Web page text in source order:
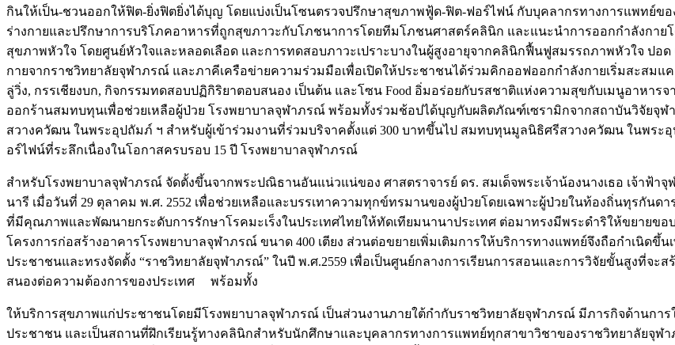
กินให้เป็น-ชวนออกให้ฟิต-ยิ่งฟิตยิ่งได้บุญ โดยแบ่งเป็นโซนตรวจปรึกษาสุขภาพฟู้ด-ฟิต-ฟอร์ไฟน์ กับบุคลากรทางการแพทย์ข
ร่างกายและปรึกษาการบริโภคอาหารที่ถูกสุขภาวะกับโภชนาการโดยทีมโภชนศาสตร์คลินิก และแนะนำการออกกำลังกาย
สุขภาพหัวใจ โดยศูนย์หัวใจและหลอดเลือด และการทดสอบภาวะเปราะบางในผู้สูงอายุจากคลินิกฟื้นฟูสมรรถภาพหัวใจ ปอ
กายจากราชวิทยาลัยจุฬาภรณ์ และภาคีเครือข่ายความร่วมมือเพื่อเปิดให้ประชาชนได้ร่วมคิกออฟออกกำลังกายเริ่มสะสมแค
ลู่วิ่ง, กรรเชียงบก, กิจกรรมทดสอบปฏิกิริยาตอบสนอง เป็นต้น และโซน Food อิ่มอร่อยกับรสชาติแห่งความสุขกับเมนูอาหาร
ออกร้านสมทบทุนเพื่อช่วยเหลือผู้ป่วย โรงพยาบาลจุฬาภรณ์ พร้อมทั้งร่วมช้อปได้บุญกับผลิตภัณฑ์เซรามิกจากสถาบันวิจัย
สวางควัฒน ในพระอุปถัมภ์ ฯ สำหรับผู้เข้าร่วมงานที่ร่วมบริจาคตั้งแต่ 300 บาทขึ้นไป สมทบทุนมูลนิธิศรีสวางควัฒน ในพระ
อร์ไฟน์ที่ระลึกเนื่องในโอกาสครบรอบ 15 ปี โรงพยาบาลจุฬาภรณ์
สำหรับโรงพยาบาลจุฬาภรณ์ จัดตั้งขึ้นจากพระปณิธานอันแน่วแน่ของ ศาสตราจารย์ ดร. สมเด็จพระเจ้าน้องนางเธอ เจ้า
นารี เมื่อวันที่ 29 ตุลาคม พ.ศ. 2552 เพื่อช่วยเหลือและบรรเทาความทุกข์ทรมานของผู้ป่วยโดยเฉพาะผู้ป่วยในท้องถิ่นทุรกัน
ที่มีคุณภาพและพัฒนายกระดับการรักษาโรคมะเร็งในประเทศไทยให้ทัดเทียมนานาประเทศ ต่อมาทรงมีพระดำริให้ขยาย
โครงการก่อสร้างอาคารโรงพยาบาลจุฬาภรณ์ ขนาด 400 เตียง ส่วนต่อขยายเพิ่มเติมการให้บริการทางแพทย์จึงถือกำเนิด
ประชาชนและทรงจัดตั้ง “ราชวิทยาลัยจุฬาภรณ์” ในปี พ.ศ.2559 เพื่อเป็นศูนย์กลางการเรียนการสอนและการวิจัยขั้นสูง
สนองต่อความต้องการของประเทศ พร้อมทั้ง
ให้บริการสุขภาพแก่ประชาชนโดยมีโรงพยาบาลจุฬาภรณ์ เป็นส่วนงานภายใต้กำกับราชวิทยาลัยจุฬาภรณ์ มีภารกิจด้านกา
ประชาชน และเป็นสถานที่ฝึกเรียนรู้ทางคลินิกสำหรับนักศึกษาและบุคลากรทางการแพทย์ทุกสาขาวิชาของราชวิทยาลัยจุ